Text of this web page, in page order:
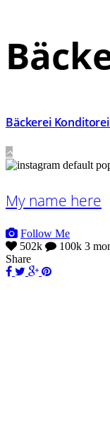
Bäckerei
My name here
Follow Me
502k
100k 3
Share